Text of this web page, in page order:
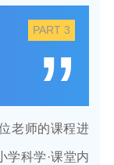
PART 3
”
老师的课程进
学科学·课堂内